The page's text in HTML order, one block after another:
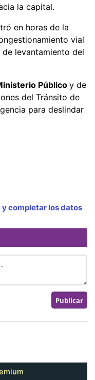
la capital.
en horas de la
vial
levantamiento del
Público y de
del Tránsito de
para deslindar
completar los datos